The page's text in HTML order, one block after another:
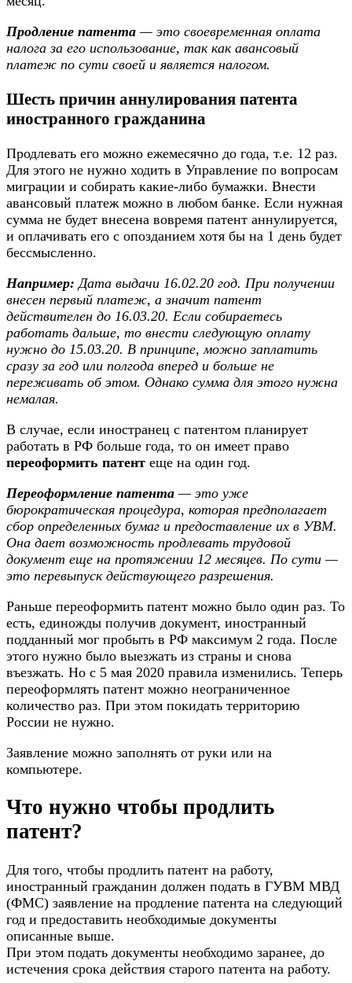
Продление патента — это своевременная оплата
налога за его использование, так как авансовый
платеж по сути своей и является налогом.
Шесть причин аннулирования патента
иностранного гражданина
Продлевать его можно ежемесячно до года, т.е. 12 раз.
Для этого не нужно ходить в Управление по вопросам
миграции и собирать какие-либо бумажки. Внести
авансовый платеж можно в любом банке. Если нужная
сумма не будет внесена вовремя патент аннулируется,
и оплачивать его с опозданием хотя бы на 1 день будет
бессмысленно.
Например: Дата выдачи 16.02.20 год. При получении
внесен первый платеж, а значит патент
действителен до 16.03.20. Если собираетесь
работать дальше, то внести следующую оплату
нужно до 15.03.20. В принципе, можно заплатить
сразу за год или полгода вперед и больше не
переживать об этом. Однако сумма для этого нужна
немалая.
В случае, если иностранец с патентом планирует
работать в РФ больше года, то он имеет право
переоформить патент еще на один год.
Переоформление патента — это уже
бюрократическая процедура, которая предполагает
сбор определенных бумаг и предоставление их в УВМ.
Она дает возможность продлевать трудовой
документ еще на протяжении 12 месяцев. По сути —
это перевыпуск действующего разрешения.
Раньше переоформить патент можно было один раз. То
есть, единожды получив документ, иностранный
подданный мог пробыть в РФ максимум 2 года. После
этого нужно было выезжать из страны и снова
въезжать. Но с 5 мая 2020 правила изменились. Теперь
переоформлять патент можно неограниченное
количество раз. При этом покидать территорию
России не нужно.
Заявление можно заполнять от руки или на
компьютере.
Что нужно чтобы продлить
патент?
Для того, чтобы продлить патент на работу,
иностранный гражданин должен подать в ГУВМ МВД
(ФМС) заявление на продление патента на следующий
год и предоставить необходимые документы
описанные выше.
При этом подать документы необходимо заранее, до
истечения срока действия старого патента на работу.